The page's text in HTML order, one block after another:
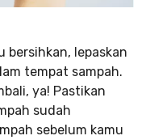
bersihkan, lepaskan
tempat sampah.
ya! Pastikan
sudah
sebelum kamu